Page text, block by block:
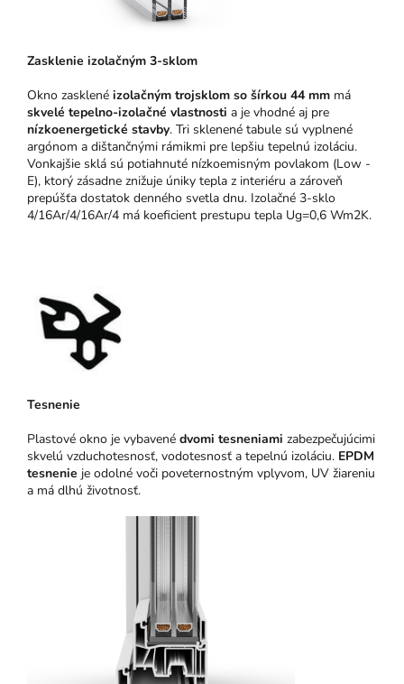
Zasklenie izolačným 3-sklom
Okno zasklené izolačným trojsklom so šírkou 44 mm má
skvelé tepelno-izolačné vlastnosti a je vhodné aj pre
nízkoenergetické stavby. Tri sklenené tabule sú vyplnené
argónom a dištančnými rámikmi pre lepšiu tepelnú izoláciu.
Vonkajšie sklá sú potiahnuté nízkoemisným povlakom (Low -
E), ktorý zásadne znižuje úniky tepla z interiéru a zároveň
prepúšťa dostatok denného svetla dnu. Izolačné 3-sklo
4/16Ar/4/16Ar/4 má koeficient prestupu tepla Ug=0,6 Wm2K.
Tesnenie
Plastové okno je vybavené dvomi tesneniami zabezpečujúcimi
skvelú vzduchotesnosť, vodotesnosť a tepelnú izoláciu. EPDM
tesnenie je odolné voči poveternostným vplyvom, UV žiareniu
a má dlhú životnosť.